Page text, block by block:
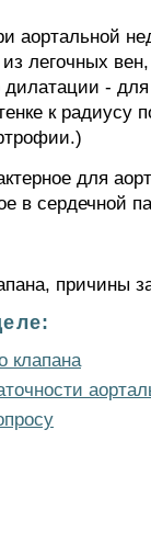
легочных
дилатации -
к радиусу
для
в сердечной
причины
клапана